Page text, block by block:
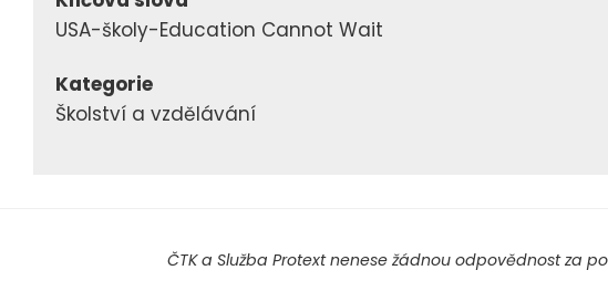
USA-školy-Education Cannot Wait
Kategorie
Školství a vzdělávání
ČTK a Služba Protext nenese žádnou odpovědnost za